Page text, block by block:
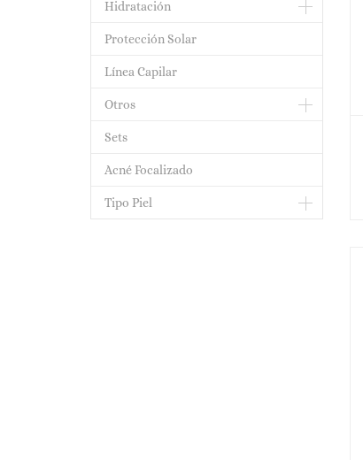
Hidratación
Protección Solar
Línea Capilar
Otros
Sets
Acné Focalizado
Tipo Piel